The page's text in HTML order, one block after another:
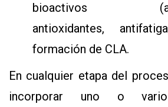
bioactivos
antioxidantes,
formación de CLA.
En cualquier etapa del
incorporar uno o